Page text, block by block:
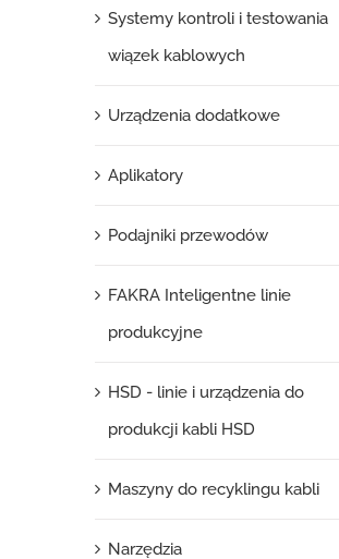
Systemy kontroli i testowania
wiązek kablowych
Urządzenia dodatkowe
Aplikatory
Podajniki przewodów
FAKRA Inteligentne linie
produkcyjne
HSD - linie i urządzenia do
produkcji kabli HSD
Maszyny do recyklingu kabli
Narzędzia